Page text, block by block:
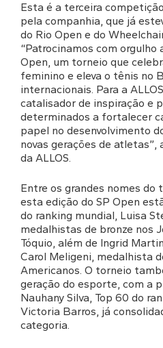
Esta é a terceira
pela companhia, que já
do Rio Open e do
“Patrocinamos com orgulho
Open, um torneio que
feminino e eleva o tênis no
internacionais. Para a
catalisador de inspiração e
determinados a fortalecer
papel no desenvolvimento
novas gerações de atletas”,
da ALLOS.
Entre os grandes nomes do
esta edição do SP Open
do ranking mundial, Luisa
medalhistas de bronze nos
Tóquio, além de Ingrid
Carol Meligeni, medalhista
Americanos. O torneio
geração do esporte, com a
Nauhany Silva, Top 60 do
Victoria Barros, já
categoria.